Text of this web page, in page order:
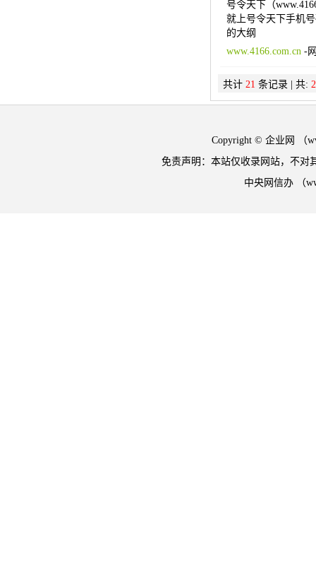
号令天下（
就上号令天下手机
的大纲
www.4166.com.cn-
共计 21 条记录 | 共: 2
Copyright © 企业网 （
免责声明：本站仅收录网站，不对
中央网信办 （